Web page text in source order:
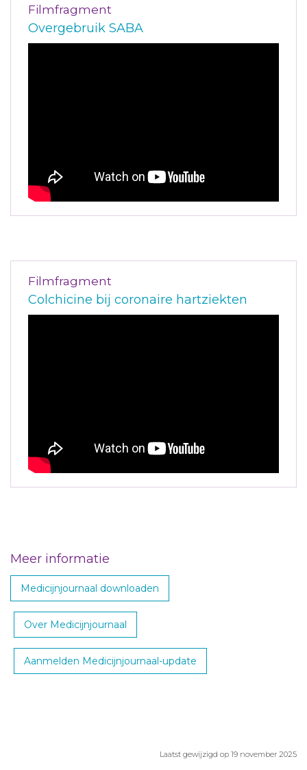
Filmfragment
Overgebruik SABA
Filmfragment
Colchicine bij coronaire hartziekten
Meer informatie
Medicijnjournaal downloaden
Over Medicijnjournaal
Aanmelden Medicijnjournaal-update
Laatst gewijzigd op 19 november 2025